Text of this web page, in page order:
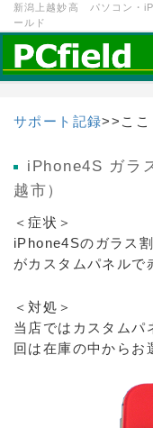
新潟上越妙高 パソコン・
ールド
サポート記録>>ここ
iPhone4S ガラ
越市）
＜症状＞
iPhone4Sのガラス
がカスタムパネルで
＜対処＞
当店ではカスタムパ
回は在庫の中からお